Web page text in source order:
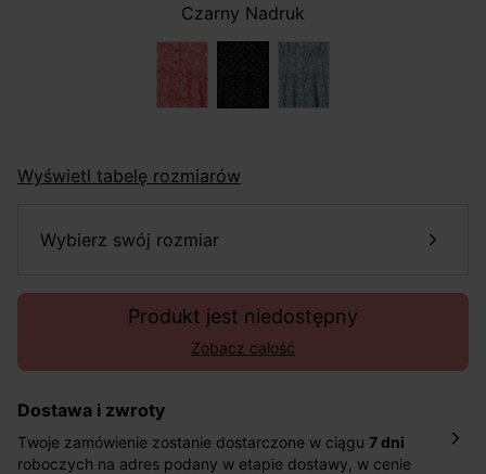
Czarny Nadruk
Wyświetl tabelę rozmiarów
wybierz swój rozmiar
Produkt jest niedostępny
Zobacz całość
Dostawa i zwroty
Twoje zamówienie zostanie dostarczone w ciągu 7 dni
roboczych na adres podany w etapie dostawy, w cenie